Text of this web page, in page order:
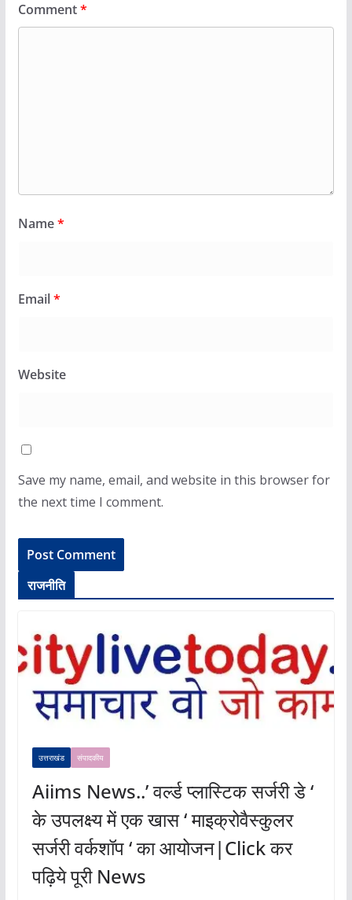
Comment*
Name*
Email*
Website
Save my name, email, and website in this browser for
the next time I comment.
राजनीति
उत्तराखंड संपादकीय
Aiims News..’ वर्ल्ड प्लास्टिक सर्जरी डे ‘
के उपलक्ष्य में एक खास ‘ माइक्रोवैस्कुलर
सर्जरी वर्कशॉप ‘ का आयोजन|Click कर
पढ़िये पूरी News